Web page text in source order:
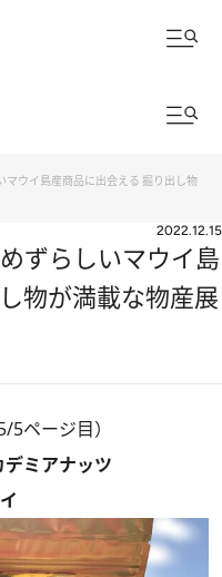
マウイ島産商品に出会える 掘り出し物
2022.12.15
ずらしいマウイ島
物が満載な物産展
ページ目）
ミアナッツ